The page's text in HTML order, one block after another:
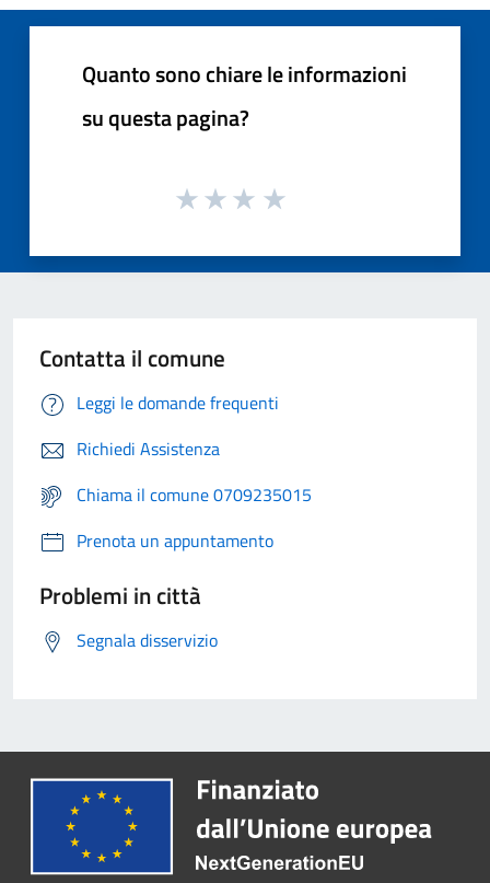
Quanto sono chiare le informazioni
su questa pagina?
Contatta il comune
Leggi le domande frequenti
Richiedi Assistenza
Chiama il comune 0709235015
Prenota un appuntamento
Problemi in città
Segnala disservizio